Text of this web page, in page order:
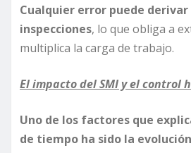
Cualquier error puede derivar
inspecciones, lo que obliga a
multiplica la carga de trabajo.
El impacto del SMI y el control
Uno de los factores que
de tiempo ha sido la